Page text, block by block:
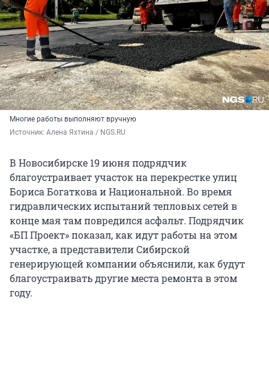
Многие работы выполняют вручную
Источник: Алена Яхтина / NGS.RU
В Новосибирске 19 июня подрядчик
благоустраивает участок на перекрестке улиц
Бориса Богаткова и Национальной. Во время
гидравлических испытаний тепловых сетей в
конце мая там повредился асфальт. Подрядчик
«БП Проект» показал, как идут работы на этом
участке, а представители Сибирской
генерирующей компании объяснили, как будут
благоустраивать другие места ремонта в этом
году.